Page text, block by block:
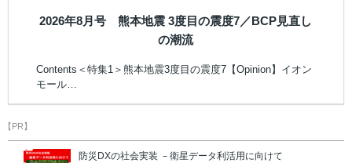
2026年8月号 熊本地震 3度目の震度7／BCP見直し
の潮流
Contents＜特集1＞熊本地震3度目の震度7【Opinion】イオン
モール…
【PR】
防災DXの社会実装 －衛星データ利活用に向けて